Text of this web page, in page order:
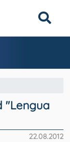
"Lengua
22.08.2012